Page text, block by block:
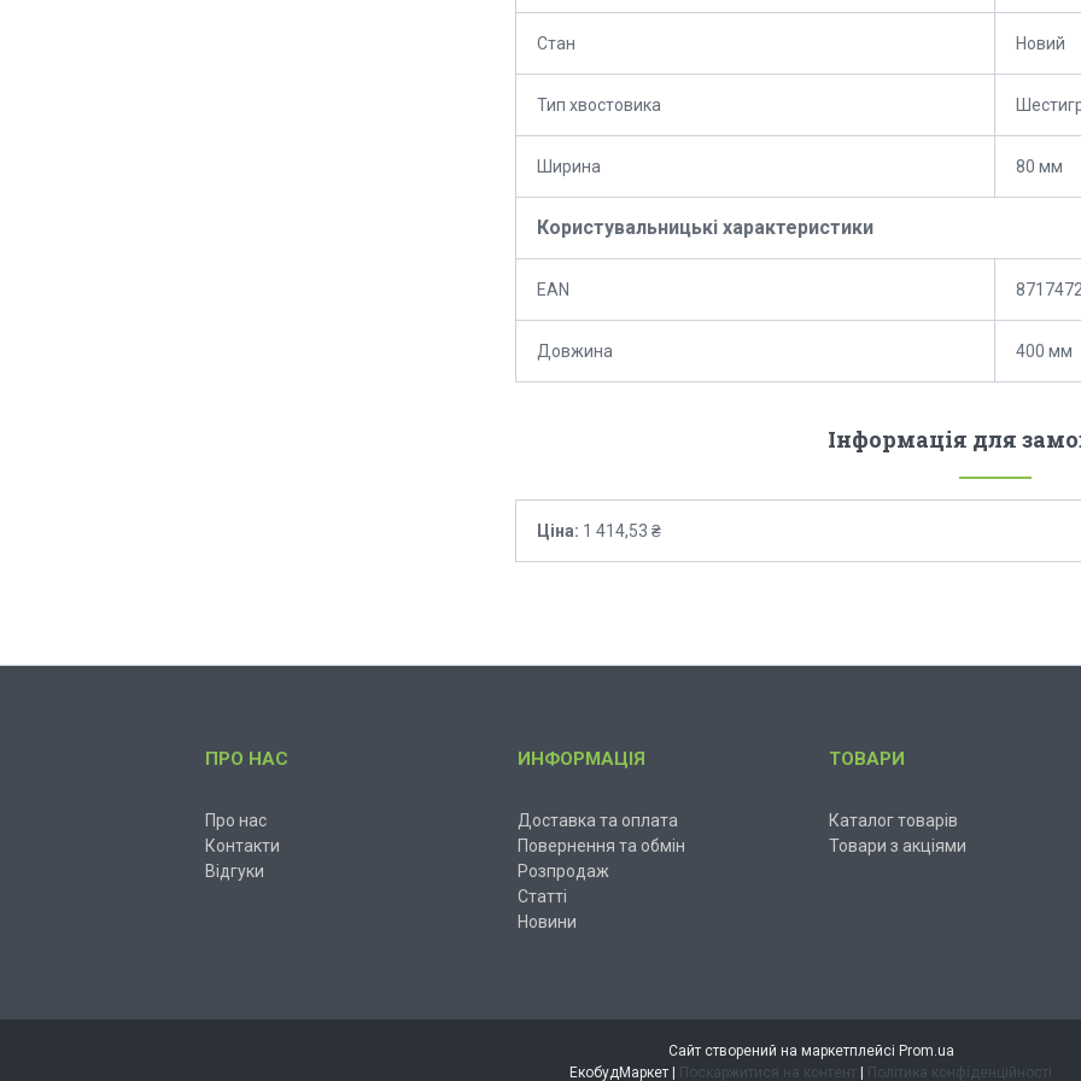
Стан Новий
Тип хвостовика
Ширина 80 мм
Користувальницькі характеристики
EAN
Довжина 400 мм
Інформація для
Ціна: 1 414,53 ₴
ПРО НАС
Про нас
Контакти
Відгуки
ИНФОРМАЦІЯ
Доставка та оплата
Повернення та обмін
Розпродаж
Статті
Новини
ТОВАРИ
Каталог товарів
Товари з акціями
Сайт створений на маркетплейсі Prom.ua
Поскаржитися на контент Політика конфіденційності